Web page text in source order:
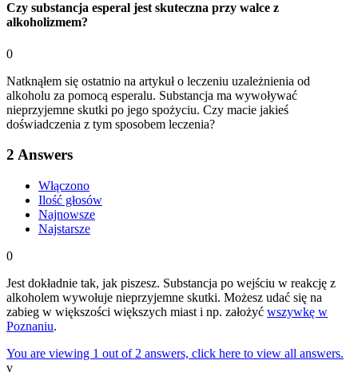
Czy substancja esperal jest skuteczna przy walce z
alkoholizmem?
0
Natknąłem się ostatnio na artykuł o leczeniu uzależnienia od
alkoholu za pomocą esperalu. Substancja ma wywoływać
nieprzyjemne skutki po jego spożyciu. Czy macie jakieś
doświadczenia z tym sposobem leczenia?
2 Answers
Włączono
Ilość głosów
Najnowsze
Najstarsze
0
Jest dokładnie tak, jak piszesz. Substancja po wejściu w reakcję z
alkoholem wywołuje nieprzyjemne skutki. Możesz udać się na
zabieg w większości większych miast i np. założyć wszywkę w
Poznaniu.
You are viewing 1 out of 2 answers, click here to view all answers.
v